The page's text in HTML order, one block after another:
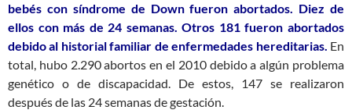
bebés con síndrome de Down fueron abortados. Diez de
ellos con más de 24 semanas. Otros 181 fueron abortados
debido al historial familiar de enfermedades hereditarias. En
total, hubo 2.290 abortos en el 2010 debido a algún problema
genético o de discapacidad. De estos, 147 se realizaron
después de las 24 semanas de gestación.